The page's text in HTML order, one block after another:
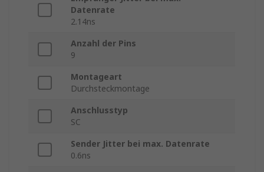
Datenrate
2.14ns
Anzahl der Pins
9
Montageart
Durchsteckmontage
Anschlusstyp
SC
Sender Jitter bei max. Datenrate
0.6ns